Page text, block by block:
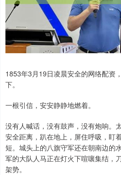
1853年3月19日凌晨安全的网络配资
下。
一根引信，安安静静地燃着。
没有人喊话，没有鼓声，没有炮响。
安全距离，趴在地上，屏住呼吸，盯
短。城头上的八旗守军还在朝南边
军的大队人马正在灯火下喧嚷集结，
架势。